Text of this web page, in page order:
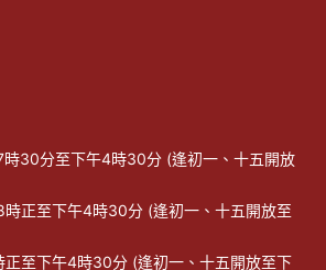
時30分至下午4時30分 (逢初一、十五開放
正至下午4時30分 (逢初一、十五開放至
正至下午4時30分 (逢初一、十五開放至下